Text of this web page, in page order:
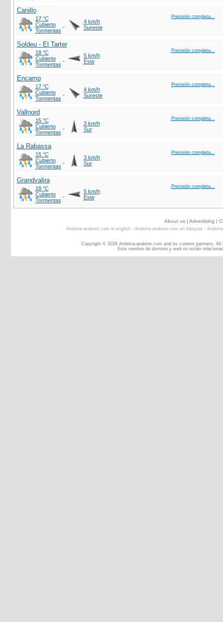
Canillo
17 °C
Cubierto
Tormentas
4 km/h
Sureste
Previsión completa...
Soldeu - El Tarter
18 °C
Cubierto
Tormentas
5 km/h
Este
Previsión completa...
Encamp
17 °C
Cubierto
Tormentas
4 km/h
Sureste
Previsión completa...
Vallnord
15 °C
Cubierto
Tormentas
3 km/h
Sur
Previsión completa...
La Rabassa
15 °C
Cubierto
Tormentas
3 km/h
Sur
Previsión completa...
Grandvalira
18 °C
Cubierto
Tormentas
5 km/h
Este
Previsión completa...
About us | Advertising |
Andorra-andorre.com in english- Andorra-andorre.com en français -
Copyright © 2026 Andorra-andorre.com and its content partners.
Este nombre de dominio y web no están